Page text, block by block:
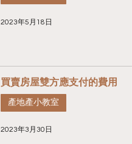
2023年5月18日
買賣房屋雙方應支付的費用
產地產小教室
2023年3月30日